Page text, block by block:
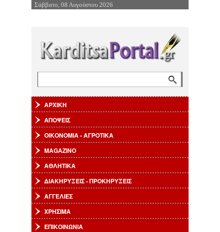
Επιστροφή στην Πλοήγηση
Σάββατο, 08 Αυγούστου 2026
ΑΡΧΙΚΗ
ΑΠΟΨΕΙΣ
ΟΙΚΟΝΟΜΙΑ - ΑΓΡΟΤΙΚΑ
MAGAZINO
ΑΘΛΗΤΙΚΑ
ΔΙΑΚΗΡΥΞΕΙΣ - ΠΡΟΚΗΡΥΞΕΙΣ
ΑΓΓΕΛΙΕΣ
ΧΡΗΣΙΜΑ
ΕΠΙΚΟΙΝΩΝΙΑ